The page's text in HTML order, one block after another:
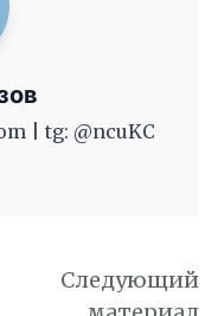
| tg: @ncuKC
Следующий